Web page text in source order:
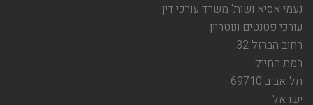
נעמי אסיא ושות' משרד עורכי דין
עורכי פטנטים ונוטריון
רחוב הברזל 32
רמת החייל
תל-אביב 69710
ישראל